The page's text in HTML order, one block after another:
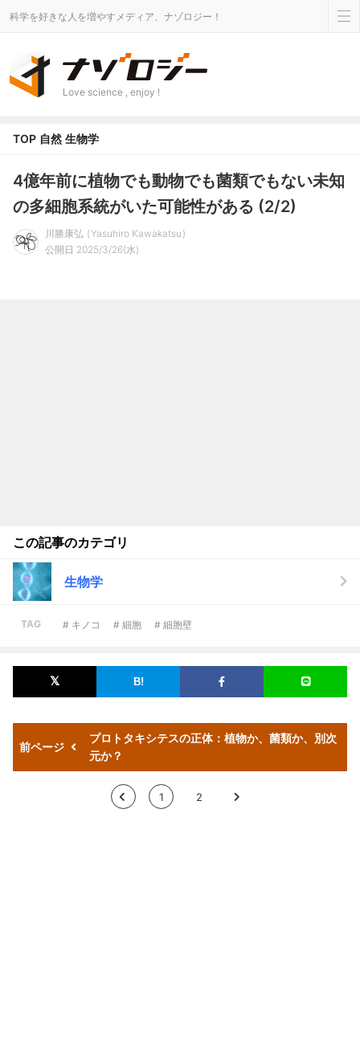
科学を好きな人を増やすメディア、ナゾロジー！
Love science , enjoy !
TOP 自然 生物学
4億年前に植物でも動物でも菌類でもない未知
の多細胞系統がいた可能性がある (2/2)
川勝康弘
Yasuhiro Kawakatsu
公開日 2025/3/26(水)
この記事のカテゴリ
生物学
TAG # キノコ # 細胞 # 細胞壁
前ページ
プロトタキシテスの正体：植物か、菌類か、別次
元か？
< 1 2 >